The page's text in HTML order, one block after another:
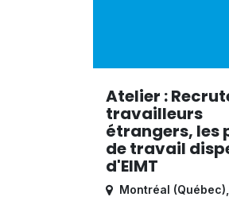
Atelier :
travailleurs
étrangers, les
de travail
d'EIMT
Montréal (Québec)